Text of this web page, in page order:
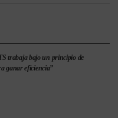
trabaja bajo un principio de
ganar eficiencia”